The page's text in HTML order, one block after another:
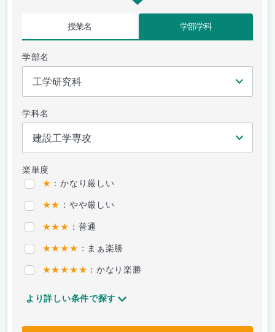
授業名 学部学科
学部名
学科名
楽単度
★ ：かなり厳しい
★★ ：やや厳しい
★★★ ：普通
★★★★ ：まぁ楽勝
★★★★★ ：かなり楽勝
より詳しい条件で探す